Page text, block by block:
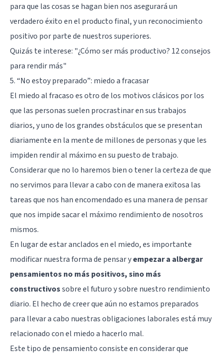
para que las cosas se hagan bien nos asegurará un
verdadero éxito en el producto final, y un reconocimiento
positivo por parte de nuestros superiores.
Quizás te interese: "¿Cómo ser más productivo? 12 consejos
para rendir más"
5. “No estoy preparado”: miedo a fracasar
El miedo al fracaso es otro de los motivos clásicos por los
que las personas suelen procrastinar en sus trabajos
diarios, y uno de los grandes obstáculos que se presentan
diariamente en la mente de millones de personas y que les
impiden rendir al máximo en su puesto de trabajo.
Considerar que no lo haremos bien o tener la certeza de que
no servimos para llevar a cabo con de manera exitosa las
tareas que nos han encomendado es una manera de pensar
que nos impide sacar el máximo rendimiento de nosotros
mismos.
En lugar de estar anclados en el miedo, es importante
modificar nuestra forma de pensar yempezar a albergar
pensamientos no más positivos, sino más
constructivossobre el futuro y sobre nuestro rendimiento
diario. El hecho de creer que aún no estamos preparados
para llevar a cabo nuestras obligaciones laborales está muy
relacionado con el miedo a hacerlo mal.
Este tipo de pensamiento consiste en considerar que